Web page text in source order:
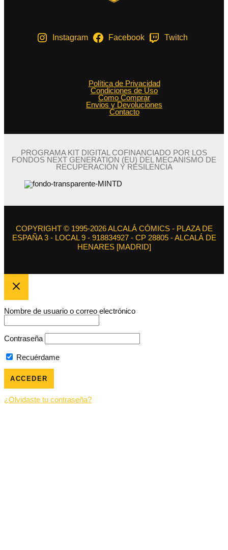
Instagram Facebook Twitch
Política de Privacidad
Condiciones de Uso
Como Comprar
Envios y Devoluciones
Contacto
PROGRAMA KIT DIGITAL COFINANCIADO POR LOS
FONDOS NEXT GENERATION (EU) DEL MECANISMO DE
RECUPERACIÓN Y RESILENCIA
COPYRIGHT © 1995-2026 ALCALÁ CÓMICS - PLAZA DE
ESPAÑA 3 - LOCAL 9 - 918834927 - CP 28805 - ALCALÁ DE
HENARES [MADRID]
Nombre de usuario o correo electrónico
Contraseña
Recuérdame
¿Olvidaste tu contraseña?